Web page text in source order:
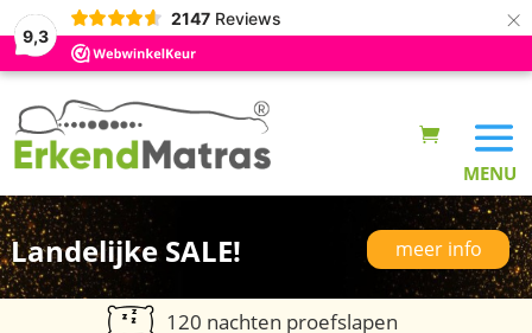
9,3
2147 Reviews ×
Landelijke SALE! meer info
120 nachten proefslapen